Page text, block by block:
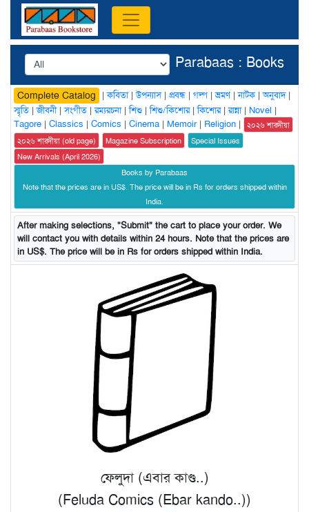
Parabaas : Books
Complete Catalog |কবিতা|উপন্যাস| প্রবন্ধ | গল্প |ভ্রমণ|নাটক |অনুবাদ|
স্মৃতি |জীবনী|সংগীত |রম্যরচনা|শিশু |শিশু/কিশোর|কিশোর|রান্না| Novel |
Tagore | Classics | Comics | Cinema | Memoir| Religion |
২০২৬ শারদীয়া
২০২৬ শারদীয়া (old page)
Magazine Subscription
Special Issues
New Arrivals (April 2026)
Books by Parabaas
Note that the prices are in US$. The price will be in Rs for orders shipped within
India.
After making selections, "Submit" the cart to place your order. We
will contact you with details within 24 hours. Note that the prices are
in US$. The price will be in Rs for orders shipped within India.
ফেলুদা (এবার কাণ্ড..)
(Feluda Comics (Ebar kando..))